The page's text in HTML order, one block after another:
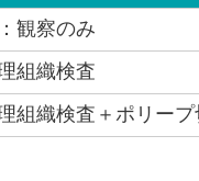
観察のみ
組織検査
組織検査＋ポリープ